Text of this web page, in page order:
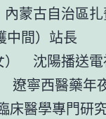
蒙古自治區扎
中間）站長
） 沈陽播送電
遼寧西醫藥年
床醫學專門研